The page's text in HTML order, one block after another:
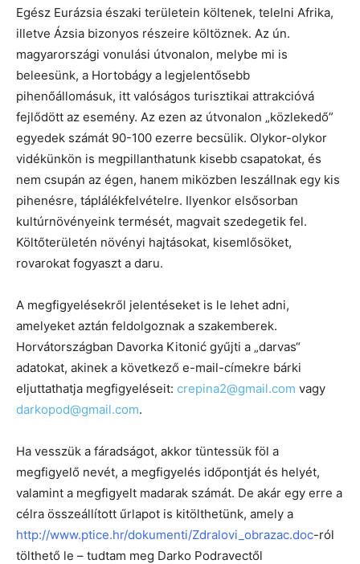
Egész Eurázsia északi területein költenek, telelni Afrika,
illetve Ázsia bizonyos részeire költöznek. Az ún.
magyarországi vonulási útvonalon, melybe mi is
beleesünk, a Hortobágy a legjelentősebb
pihenőállomásuk, itt valóságos turisztikai attrakcióvá
fejlődött az esemény. Az ezen az útvonalon „közlekedő”
egyedek számát 90-100 ezerre becsülik. Olykor-olykor
vidékünkön is megpillanthatunk kisebb csapatokat, és
nem csupán az égen, hanem miközben leszállnak egy kis
pihenésre, táplálékfelvételre. Ilyenkor elsősorban
kultúrnövényeink termését, magvait szedegetik fel.
Költőterületén növényi hajtásokat, kisemlősöket,
rovarokat fogyaszt a daru.
A megfigyelésekről jelentéseket is le lehet adni,
amelyeket aztán feldolgoznak a szakemberek.
Horvátországban Davorka Kitonić gyűjti a „darvas“
adatokat, akinek a következő e-mail-címekre bárki
eljuttathatja megfigyeléseit: crepina2@gmail.com vagy
darkopod@gmail.com.
Ha vesszük a fáradságot, akkor tüntessük föl a
megfigyelő nevét, a megfigyelés időpontját és helyét,
valamint a megfigyelt madarak számát. De akár egy erre a
célra összeállított űrlapot is kitölthetünk, amely a
http://www.ptice.hr/dokumenti/Zdralovi_obrazac.doc-ról
tölthető le – tudtam meg Darko Podravectől